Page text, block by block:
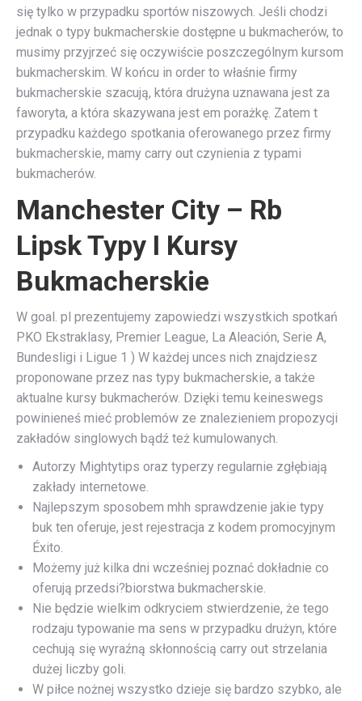
się tylko w przypadku sportów niszowych. Jeśli chodzi
jednak o typy bukmacherskie dostępne u bukmacherów, to
musimy przyjrzeć się oczywiście poszczególnym kursom
bukmacherskim. W końcu in order to właśnie firmy
bukmacherskie szacują, która drużyna uznawana jest za
faworyta, a która skazywana jest em porażkę. Zatem t
przypadku każdego spotkania oferowanego przez firmy
bukmacherskie, mamy carry out czynienia z typami
bukmacherów.
Manchester City – Rb
Lipsk Typy I Kursy
Bukmacherskie
W goal. pl prezentujemy zapowiedzi wszystkich spotkań
PKO Ekstraklasy, Premier League, La Aleación, Serie A,
Bundesligi i Ligue 1 ) W każdej unces nich znajdziesz
proponowane przez nas typy bukmacherskie, a także
aktualne kursy bukmacherów. Dzięki temu keineswegs
powinieneś mieć problemów ze znalezieniem propozycji
zakładów singlowych bądź też kumulowanych.
Autorzy Mightytips oraz typerzy regularnie zgłębiają
zakłady internetowe.
Najlepszym sposobem mhh sprawdzenie jakie typy
buk ten oferuje, jest rejestracja z kodem promocyjnym
Éxito.
Możemy już kilka dni wcześniej poznać dokładnie co
oferują przedsi?biorstwa bukmacherskie.
Nie będzie wielkim odkryciem stwierdzenie, że tego
rodzaju typowanie ma sens w przypadku drużyn, które
cechują się wyraźną skłonnością carry out strzelania
dużej liczby goli.
W piłce nożnej wszystko dzieje się bardzo szybko, ale